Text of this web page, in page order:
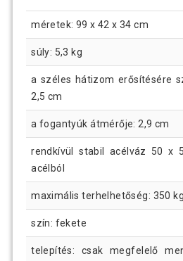
méretek: 99 x 42 x 34 cm
súly: 5,3 kg
a széles hátizom erősítésére
2,5 cm
a fogantyúk átmérője: 2,9 cm
rendkívül stabil acélváz 50 x
acélból
maximális terhelhetőség: 350 kg
szín: fekete
telepítés: csak megfelelő